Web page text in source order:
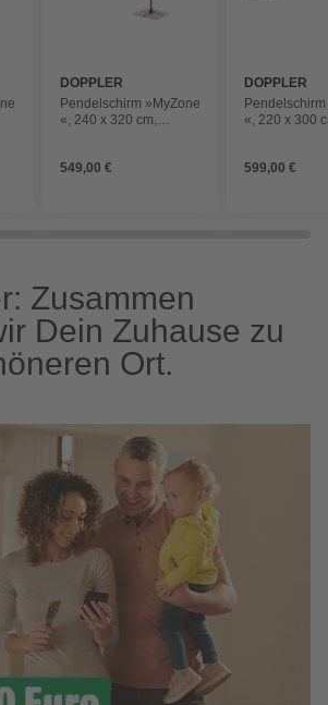
DOPPLER
Pendelschirm »MyZone
«, 240 x 320 cm,
549,00 €
DOPPLER
«, 220 x 300
599,00 €
Zusammen
Dein Zuhause zu
Ort.